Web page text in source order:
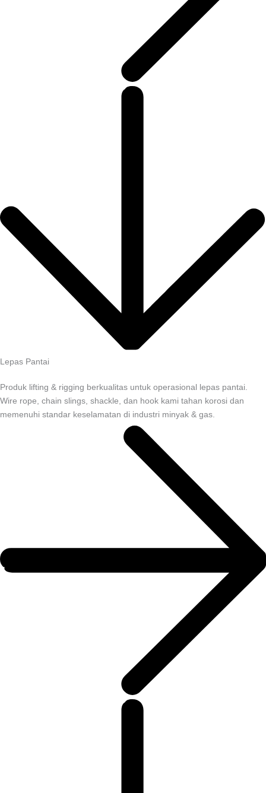
Lepas Pantai
Produk lifting & rigging berkualitas untuk operasional lepas pantai.
Wire rope, chain slings, shackle, dan hook kami tahan korosi dan
memenuhi standar keselamatan di industri minyak & gas.